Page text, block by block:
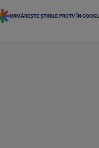
URMĂREȘTE ȘTIRILE PROTV ÎN